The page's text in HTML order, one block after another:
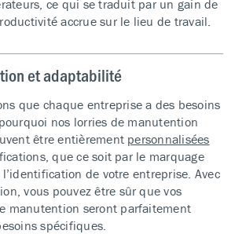
ce qui se traduit par un gain de
accrue sur le lieu de travail.
et adaptabilité
que chaque entreprise a des besoins
nos lorries de manutention
être entièrement personnalisées
que ce soit par le marquage
de votre entreprise. Avec
vous pouvez être sûr que vos
manutention seront parfaitement
spécifiques.